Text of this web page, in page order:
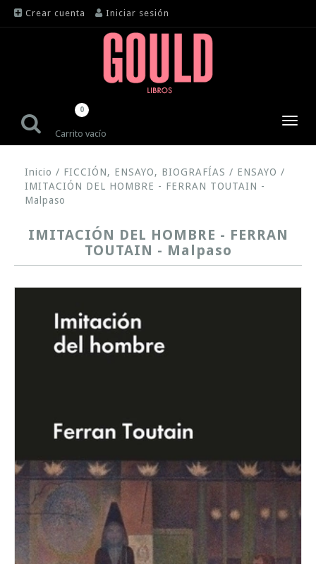
Crear cuenta Iniciar sesión
Carrito vacío
0
Inicio / FICCIÓN, ENSAYO, BIOGRAFÍAS / ENSAYO /
IMITACIÓN DEL HOMBRE - FERRAN TOUTAIN -
Malpaso
IMITACIÓN DEL HOMBRE - FERRAN
TOUTAIN - Malpaso